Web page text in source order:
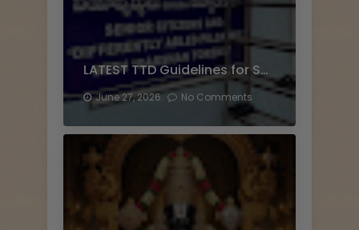
LATEST TTD Guidelines for Senior Citizen Darshan
June 27, 2026. No Comments